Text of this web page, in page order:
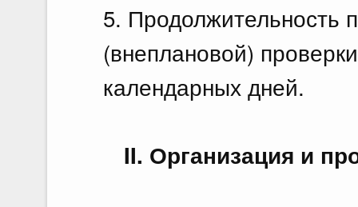
5. Продолжительность
(внеплановой)
календарных дней.
II. Организация и